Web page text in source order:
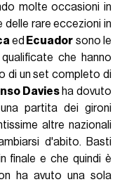
molte occasioni in
delle rare eccezioni in
ed Ecuador sono le
che hanno
di un set completo di
Daviesha dovuto
partita dei gironi
altre nazionali
d'abito. Basti
finale e che quindi è
ha avuto una sola